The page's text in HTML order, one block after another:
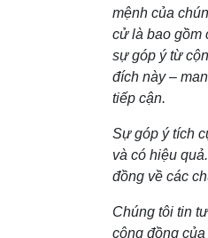
mệnh của
cử là bao gồm
sự góp ý từ
đích này –
tiếp cận.
Sự góp ý tích
và có hiệu
đồng về các
Chúng tôi tin
cộng đồng